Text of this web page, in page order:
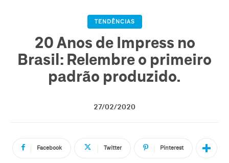
TENDÊNCIAS
20 Anos de Impress no
Brasil: Relembre o primeiro
padrão produzido.
27/02/2020
Facebook Twitter Pinterest